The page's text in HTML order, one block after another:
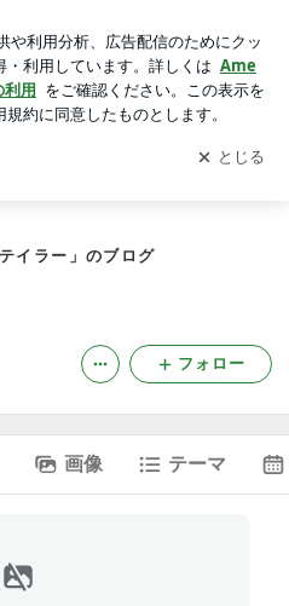
グの更新通知
を受け取りまし
開く
イラー」のブログ
フォロー
画像 テーマ